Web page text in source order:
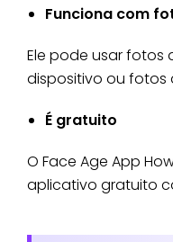
Funciona com
Ele pode usar fotos
dispositivo ou fotos
É gratuito
O Face Age App
aplicativo gratuito